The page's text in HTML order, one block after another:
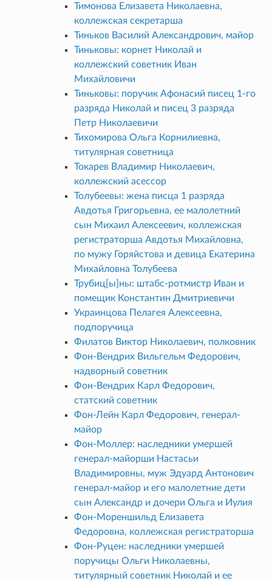
Тимонова Елизавета Николаевна,
коллежская секретарша
Тиньков Василий Александрович, майор
Тиньковы: корнет Николай и
коллежский советник Иван
Михайловичи
Тиньковы: поручик Афонасий писец 1-го
разряда Николай и писец 3 разряда
Петр Николаевичи
Тихомирова Ольга Корнилиевна,
титулярная советница
Токарев Владимир Николаевич,
коллежский асессор
Толубеевы: жена писца 1 разряда
Авдотья Григорьевна, ее малолетний
сын Михаил Алексеевич, коллежская
регистраторша Авдотья Михайловна,
по мужу Горяйстова и девица Екатерина
Михайловна Толубеева
Трубиц[ы]ны: штабс-ротмистр Иван и
помещик Константин Дмитриевичи
Украинцова Пелагея Алексеевна,
подпоручица
Филатов Виктор Николаевич, полковник
Фон-Вендрих Вильгельм Федорович,
надворный советник
Фон-Вендрих Карл Федорович,
статский советник
Фон-Лейн Карл Федорович, генерал-
майор
Фон-Моллер: наследники умершей
генерал-майорши Настасьи
Владимировны, муж Эдуард Антонович
генерал-майор и его малолетние дети
сын Александр и дочери Ольга и Иулия
Фон-Мореншильд Елизавета
Федоровна, коллежская регистраторша
Фон-Руцен: наследники умершей
поручицы Ольги Николаевны,
титулярный советник Николай и ее